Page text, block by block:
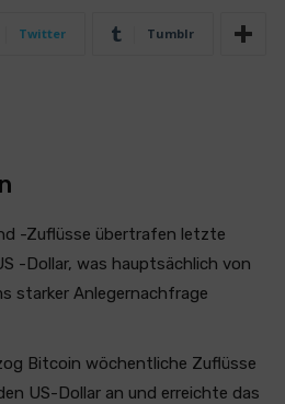
Twitter Tumblr
-Zuflüsse übertrafen letzte
-Dollar, was hauptsächlich von
starker Anlegernachfrage
Bitcoin wöchentliche Zuflüsse
US-Dollar an und erreichte das